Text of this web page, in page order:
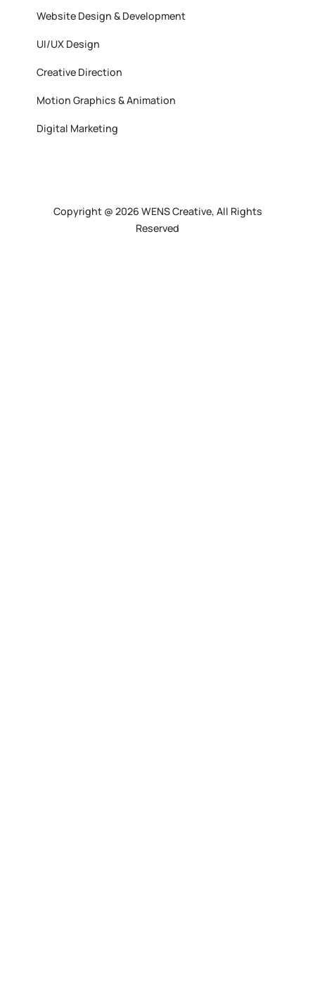
Website Design & Development
UI/UX Design
Creative Direction
Motion Graphics & Animation
Digital Marketing
Copyright @ 2026 WENS Creative, All Rights
Reserved